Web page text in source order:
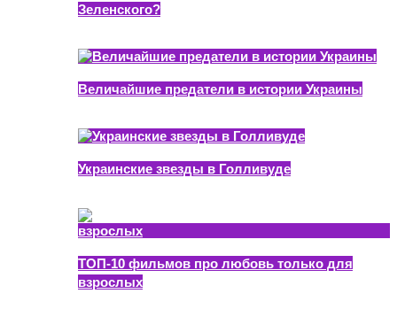
Зеленского?
Величайшие предатели в истории Украины
Украинские звезды в Голливуде
ТОП-10 фильмов про любовь только для
взрослых